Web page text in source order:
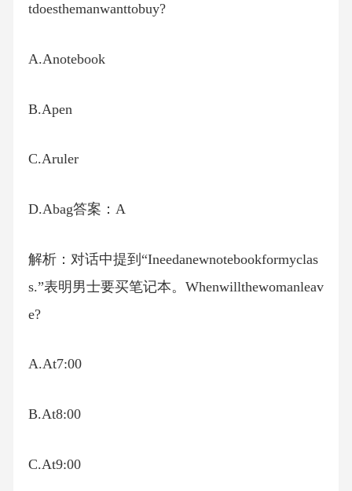
tdoesthemanwanttobuy?
A.Anotebook
B.Apen
C.Aruler
D.Abag答案：A
解析：对话中提到“Ineedanewnotebookformyclas
s.”表明男士要买笔记本。Whenwillthewomanleav
e?
A.At7:00
B.At8:00
C.At9:00